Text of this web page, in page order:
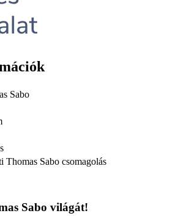
Sabo
Thomas Sabo csomagolás
Sabo világát!